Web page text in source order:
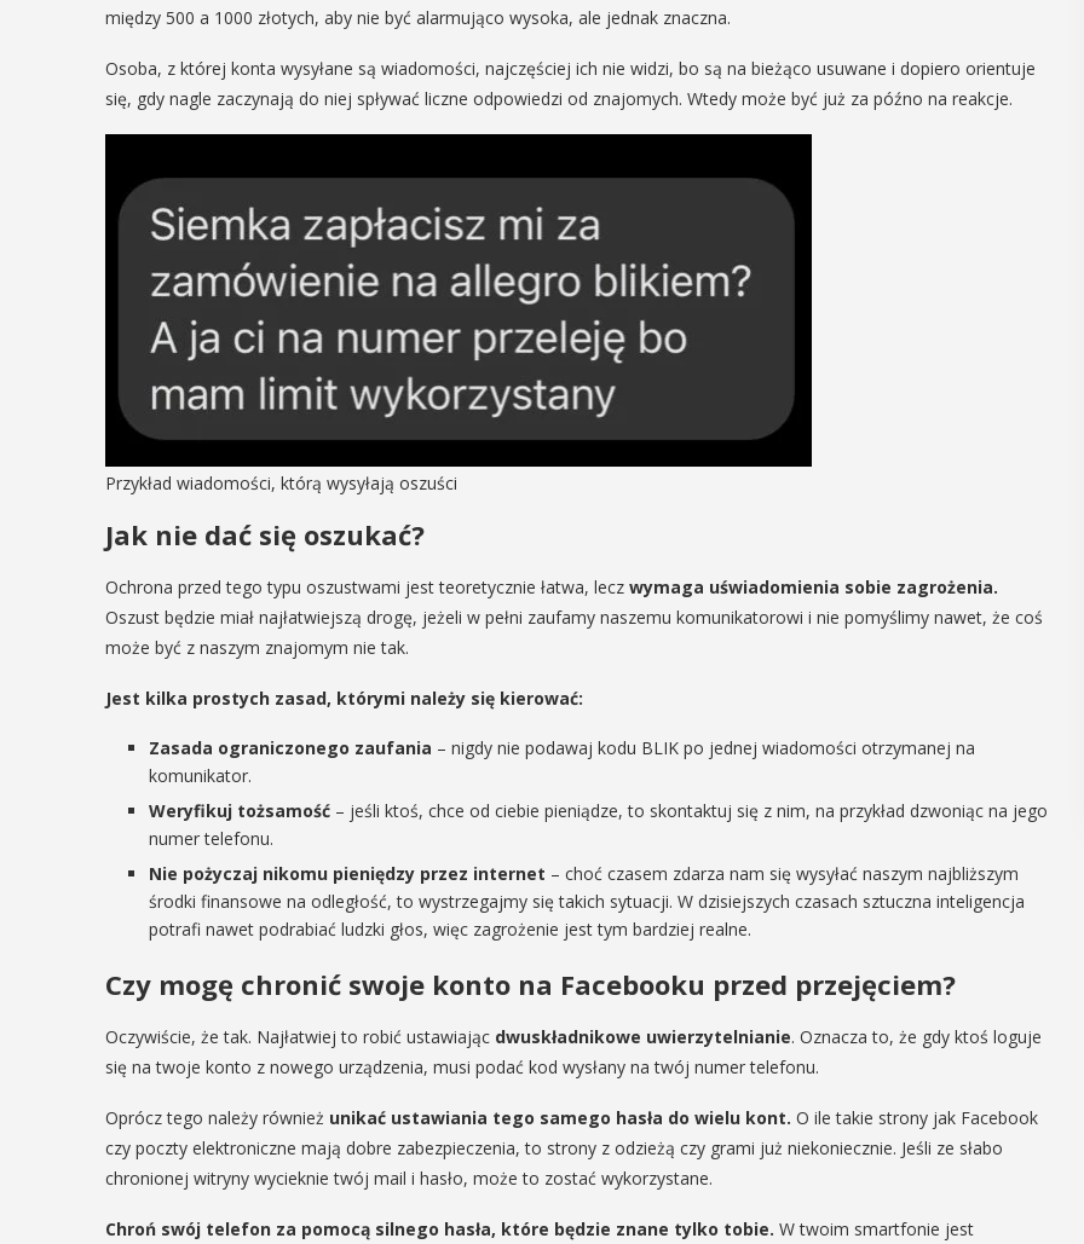
między 500 a 1000 złotych, aby nie być alarmująco wysoka, ale jednak znaczna.
Osoba, z której konta wysyłane są wiadomości, najczęściej ich nie widzi, bo są na bieżąco usuwane i dopiero orientuje
się, gdy nagle zaczynają do niej spływać liczne odpowiedzi od znajomych. Wtedy może być już za późno na reakcje.
Przykład wiadomości, którą wysyłają oszuści
Jak nie dać się oszukać?
Ochrona przed tego typu oszustwami jest teoretycznie łatwa, lecz wymaga uświadomienia sobie zagrożenia.
Oszust będzie miał najłatwiejszą drogę, jeżeli w pełni zaufamy naszemu komunikatorowi i nie pomyślimy nawet, że coś
może być z naszym znajomym nie tak.
Jest kilka prostych zasad, którymi należy się kierować:
Zasada ograniczonego zaufania – nigdy nie podawaj kodu BLIK po jednej wiadomości otrzymanej na
komunikator.
Weryfikuj tożsamość – jeśli ktoś, chce od ciebie pieniądze, to skontaktuj się z nim, na przykład dzwoniąc na jego
numer telefonu.
Nie pożyczaj nikomu pieniędzy przez internet – choć czasem zdarza nam się wysyłać naszym najbliższym
środki finansowe na odległość, to wystrzegajmy się takich sytuacji. W dzisiejszych czasach sztuczna inteligencja
potrafi nawet podrabiać ludzki głos, więc zagrożenie jest tym bardziej realne.
Czy mogę chronić swoje konto na Facebooku przed przejęciem?
Oczywiście, że tak. Najłatwiej to robić ustawiając dwuskładnikowe uwierzytelnianie. Oznacza to, że gdy ktoś loguje
się na twoje konto z nowego urządzenia, musi podać kod wysłany na twój numer telefonu.
Oprócz tego należy również unikać ustawiania tego samego hasła do wielu kont. O ile takie strony jak Facebook
czy poczty elektroniczne mają dobre zabezpieczenia, to strony z odzieżą czy grami już niekoniecznie. Jeśli ze słabo
chronionej witryny wycieknie twój mail i hasło, może to zostać wykorzystane.
Chroń swój telefon za pomocą silnego hasła, które będzie znane tylko tobie. W twoim smartfonie jest
i
wakacji, czyli 29-30
Turnieju Myślimira.
w Myślenicach
SZCZEGÓŁY
05
Obchody Dnia
Godności Osób z
Niepełnosprawnością
Intelektualną
Obchody Dnia Godności Osób z
Niepełnosprawnością Intelektualną,
który przypada 5 maja, w Myślenicach
rozpoczną się tradycyjnie od Przejazdu
Godności. Organizatorom tego
wydarzenia, czyli myślenickie koło ...
06
Promocja XXVII
Regiony –
regionalizmy –
małe ojczyny”
odbędzie się promocja XXVII tomu
rocznika "Małopolska. Regiony -
regionalizmy - małe ...